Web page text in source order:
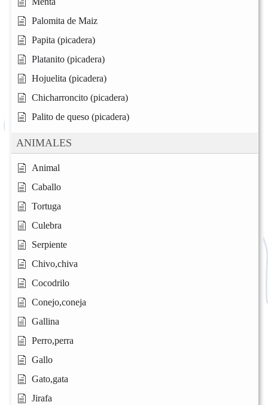
Palomita de Maiz
Papita (picadera)
Platanito (picadera)
Hojuelita (picadera)
Chicharroncito (picadera)
Palito de queso (picadera)
ANIMALES
Animal
Caballo
Tortuga
Culebra
Serpiente
Chivo,chiva
Cocodrilo
Conejo,coneja
Gallina
Perro,perra
Gallo
Gato,gata
Jirafa